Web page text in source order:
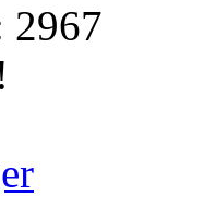
2967